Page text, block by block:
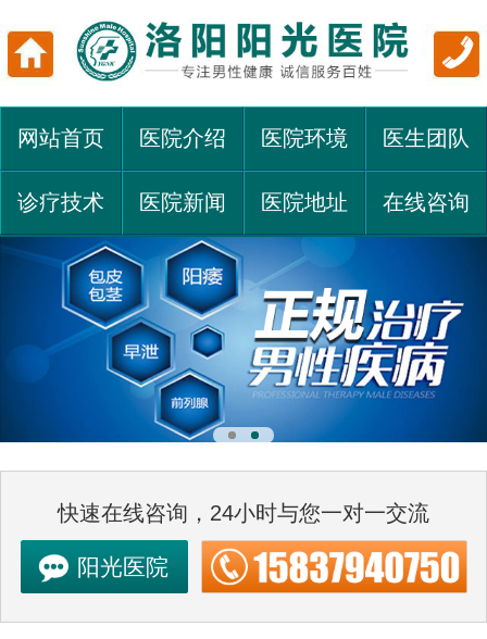
网站首页 医院介绍 医院环境 医生团队
诊疗技术 医院新闻 医院地址 在线咨询
快速在线咨询，24小时与您一对一交流
阳光医院